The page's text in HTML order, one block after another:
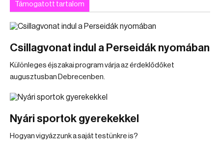
Támogatott tartalom
Csillagvonat indul a Perseidák nyomában
Különleges éjszakai program várja az érdeklődőket
augusztusban Debrecenben.
Nyári sportok gyerekekkel
Hogyan vigyázzunk a saját testünkre is?